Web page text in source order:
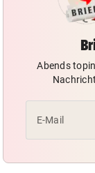
Abends
E-Mail